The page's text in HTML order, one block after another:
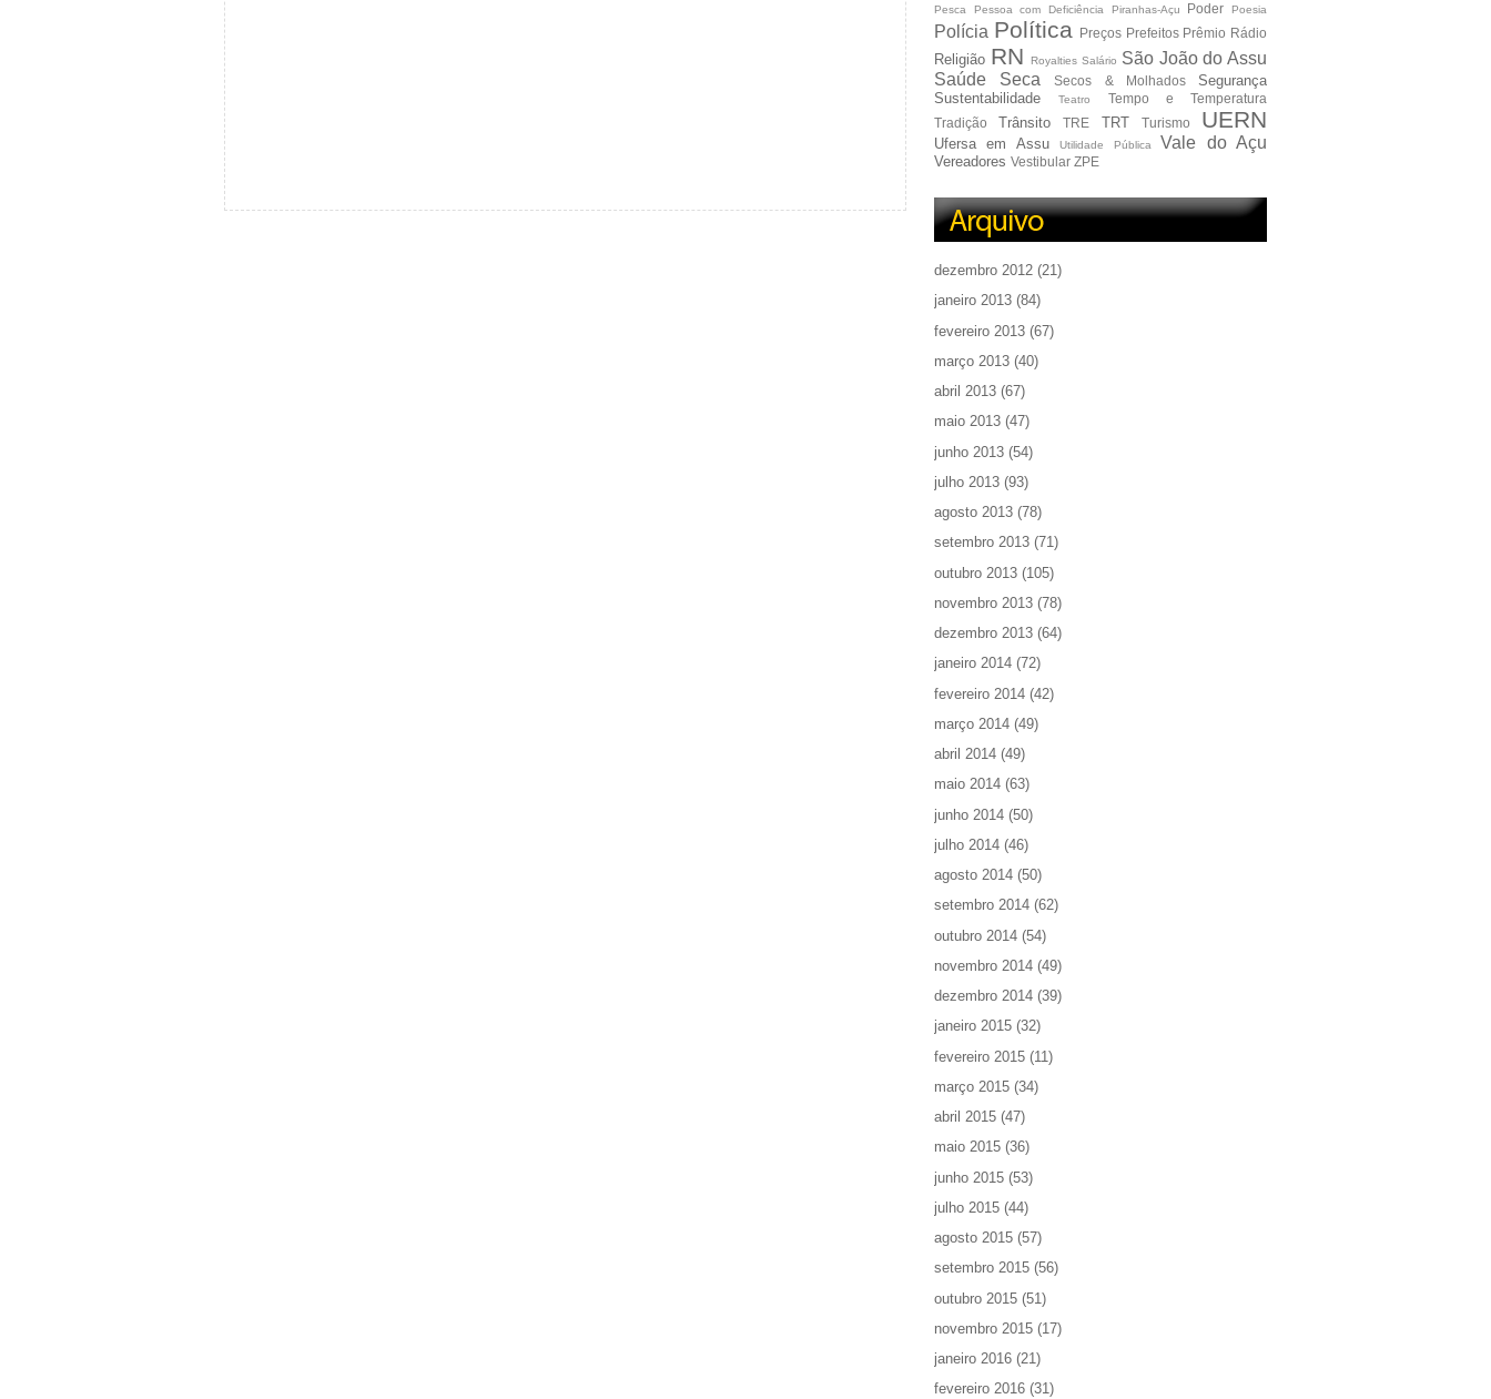
Pesca
Pessoa com Deficiência Piranhas-Açu Poder Poesia
Polícia Política Preços Prefeitos Prêmio Rádio
Religião RN Royalties Salário São João do Assu
Saúde
Seca Secos & Molhados
Segurança
Sustentabilidade
Teatro
Tempo e Temperatura
Tradição
Trânsito TRE TRT Turismo UERN
Ufersa em Assu Utilidade Pública Vale do Açu
Vereadores Vestibular ZPE
dezembro 2012 (21)
janeiro 2013 (84)
fevereiro 2013 (67)
março 2013 (40)
abril 2013 (67)
maio 2013 (47)
junho 2013 (54)
julho 2013 (93)
agosto 2013 (78)
setembro 2013 (71)
outubro 2013 (105)
novembro 2013 (78)
dezembro 2013 (64)
janeiro 2014 (72)
fevereiro 2014 (42)
março 2014 (49)
abril 2014 (49)
maio 2014 (63)
junho 2014 (50)
julho 2014 (46)
agosto 2014 (50)
setembro 2014 (62)
outubro 2014 (54)
novembro 2014 (49)
dezembro 2014 (39)
janeiro 2015 (32)
fevereiro 2015 (11)
março 2015 (34)
abril 2015 (47)
maio 2015 (36)
junho 2015 (53)
julho 2015 (44)
agosto 2015 (57)
setembro 2015 (56)
outubro 2015 (51)
novembro 2015 (17)
janeiro 2016 (21)
fevereiro 2016 (31)